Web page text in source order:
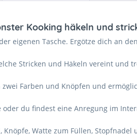
Kooking häkeln und
eigenen Tasche. Ergötze dich an
Stricken und Häkeln vereint und
Farben und Knöpfen und
du findest eine Anregung im
Knöpfe, Watte zum Füllen, Stopfnadel